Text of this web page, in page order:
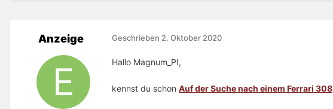
Anzeige Geschrieben 2. Oktober 2020
Hallo Magnum_PI,
kennst du schon Auf der Suche nach einem Ferrari 308